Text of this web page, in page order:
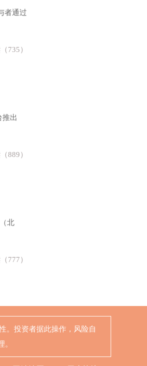
者通过
735）
推出
889）
北
777）
。投资者据此操作，风险自